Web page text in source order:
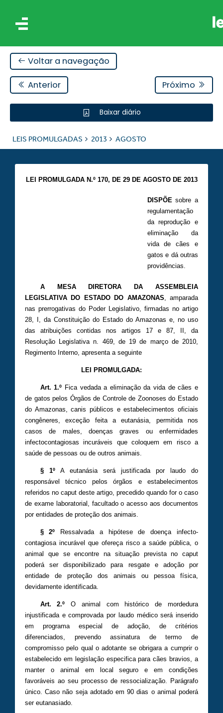
Voltar a navegação
Anterior Próximo
Baixar diário
LEIS PROMULGADAS 2013 AGOSTO
LEI PROMULGADA N.º 170, DE 29 DE AGOSTO DE 2013
DISPÕEsobre a
regulamentação
da reprodução e
eliminação da
vida de cães e
gatos e dá outras
providências.
A MESA DIRETORA DA ASSEMBLEIA
LEGISLATIVA DO ESTADO DO AMAZONAS , amparada
nas prerrogativas do Poder Legislativo, firmadas no artigo
28, I, da Constituição do Estado do Amazonas e, no uso
das atribuições contidas nos artigos 17 e 87, II, da
Resolução Legislativa n. 469, de 19 de março de 2010,
Regimento Interno, apresenta a seguinte
LEI PROMULGADA:
Art. 1.º Fica vedada a eliminação da vida de cães e
de gatos pelos Órgãos de Controle de Zoonoses do Estado
do Amazonas, canis públicos e estabelecimentos oficiais
congêneres, exceção feita a eutanásia, permitida nos
casos de males, doenças graves ou enfermidades
infectocontagiosas incuráveis que coloquem em risco a
saúde de pessoas ou de outros animais.
§ 1ºA eutanásia será justificada por laudo do
responsável técnico pelos órgãos e estabelecimentos
referidos no caput deste artigo, precedido quando for o caso
de exame laboratorial, facultado o acesso aos documentos
por entidades de proteção dos animais.
§ 2º Ressalvada a hipótese de doença infecto-
contagiosa incurável que ofereça risco a saúde pública, o
animal que se encontre na situação prevista no caput
poderá ser disponibilizado para resgate e adoção por
entidade de proteção dos animais ou pessoa física,
devidamente identificada.
Art. 2.º O animal com histórico de mordedura
injustificada e comprovada por laudo médico será inserido
em programa especial de adoção, de critérios
diferenciados, prevendo assinatura de termo de
compromisso pelo qual o adotante se obrigara a cumprir o
estabelecido em legislação especifica para cães bravios, a
manter o animal em local seguro e em condições
favoráveis ao seu processo de ressocialização. Parágrafo
único. Caso não seja adotado em 90 dias o animal poderá
ser eutanasiado.